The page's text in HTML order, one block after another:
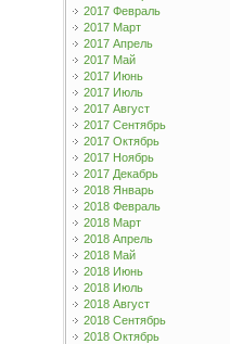
2017 Февраль
2017 Март
2017 Апрель
2017 Май
2017 Июнь
2017 Июль
2017 Август
2017 Сентябрь
2017 Октябрь
2017 Ноябрь
2017 Декабрь
2018 Январь
2018 Февраль
2018 Март
2018 Апрель
2018 Май
2018 Июнь
2018 Июль
2018 Август
2018 Сентябрь
2018 Октябрь